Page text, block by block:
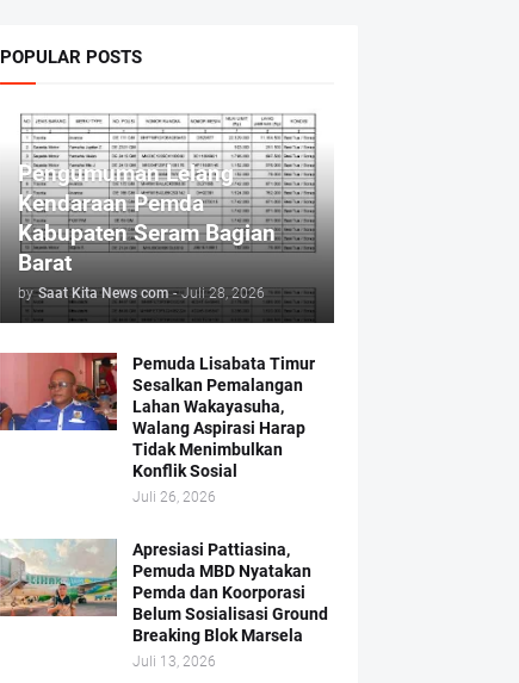
POPULAR POSTS
Pengumuman Lelang
Kendaraan Pemda
Kabupaten Seram Bagian
Barat
by Saat Kita News com - Juli 28, 2026
Pemuda Lisabata Timur
Sesalkan Pemalangan
Lahan Wakayasuha,
Walang Aspirasi Harap
Tidak Menimbulkan
Konflik Sosial
Juli 26, 2026
Apresiasi Pattiasina,
Pemuda MBD Nyatakan
Pemda dan Koorporasi
Belum Sosialisasi Ground
Breaking Blok Marsela
Juli 13, 2026